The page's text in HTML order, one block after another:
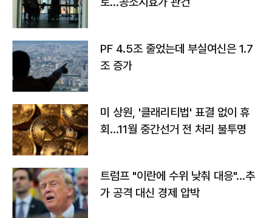
PF 4.5조 줄었는데 부실여신은 1.7
조 증가
미 상원, '클래리티법' 표결 없이 휴
회…11월 중간선거 전 처리 불투명
트럼프 "이란에 수위 낮춰 대응"…추
가 공격 대신 경제 압박